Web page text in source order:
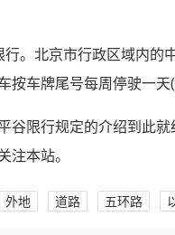
。北京市行政区域内
车牌尾号每周停驶一天
谷限行规定的介绍到此
注本站。
外地 道路 五环路